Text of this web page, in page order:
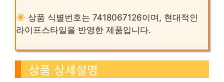
상품 식별번호는 7418067126이며, 현대적인
라이프스타일을 반영한 제품입니다.
상품 상세설명